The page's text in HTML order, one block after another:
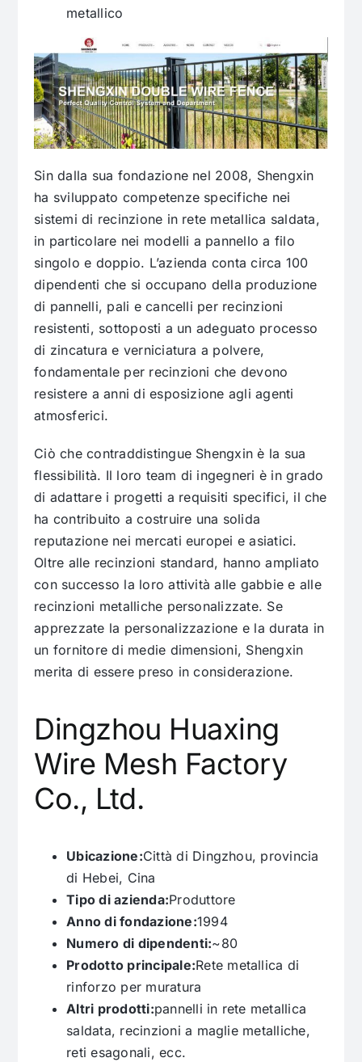
metallico
Sin dalla sua fondazione nel 2008, Shengxin
ha sviluppato competenze specifiche nei
sistemi di recinzione in rete metallica saldata,
in particolare nei modelli a pannello a filo
singolo e doppio. L’azienda conta circa 100
dipendenti che si occupano della produzione
di pannelli, pali e cancelli per recinzioni
resistenti, sottoposti a un adeguato processo
di zincatura e verniciatura a polvere,
fondamentale per recinzioni che devono
resistere a anni di esposizione agli agenti
atmosferici.
Ciò che contraddistingue Shengxin è la sua
flessibilità. Il loro team di ingegneri è in grado
di adattare i progetti a requisiti specifici, il che
ha contribuito a costruire una solida
reputazione nei mercati europei e asiatici.
Oltre alle recinzioni standard, hanno ampliato
con successo la loro attività alle gabbie e alle
recinzioni metalliche personalizzate. Se
apprezzate la personalizzazione e la durata in
un fornitore di medie dimensioni, Shengxin
merita di essere preso in considerazione.
Dingzhou Huaxing
Wire Mesh Factory
Co., Ltd.
Ubicazione:Città di Dingzhou, provincia
di Hebei, Cina
Tipo di azienda:Produttore
Anno di fondazione:1994
Numero di dipendenti:~80
Prodotto principale:Rete metallica di
rinforzo per muratura
Altri prodotti:pannelli in rete metallica
saldata, recinzioni a maglie metalliche,
reti esagonali, ecc.